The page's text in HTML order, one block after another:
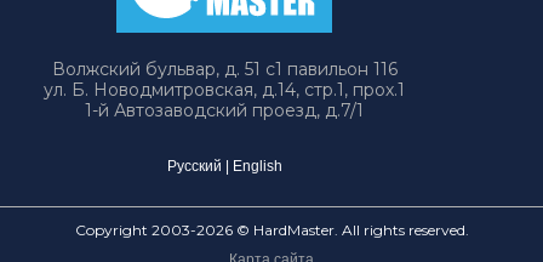
Волжский бульвар, д. 51 с1 павильон 116
ул. Б. Новодмитровская, д.14, стр.1, прох.1
1-й Автозаводский проезд, д.7/1
Русский English
Copyright 2003-2026 © HardMaster. All rights reserved.